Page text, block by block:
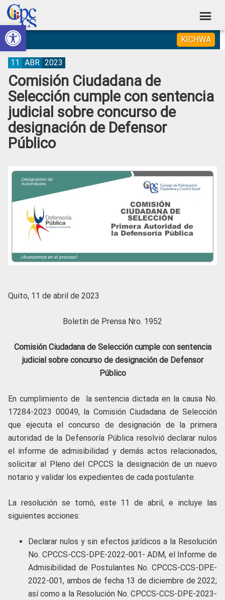
Abrir barra de herramientas
Skip
to
primary
navigation
Skip
to
main
content
Skip
to
primary
sidebar
Skip
to
footer
Consejo
de
Participación
Ciudadana
Control
Social
Construyendo
Poder
Ciudadano
KICHWA
Comisión Ciudadana de
Selección cumple con sentencia
judicial sobre concurso de
designación de Defensor
Público
11 ABR 2023
Quito, 11 de abril de 2023
Boletín de Prensa Nro. 1952
Comisión Ciudadana de Selección cumple con sentencia
judicial sobre concurso de designación de Defensor
Público
En cumplimiento de la sentencia dictada en la causa No.
17284-2023 00049, la Comisión Ciudadana de Selección
que ejecuta el concurso de designación de la primera
autoridad de la Defensoría Pública resolvió declarar nulos
el informe de admisibilidad y demás actos relacionados,
solicitar al Pleno del CPCCS la designación de un nuevo
notario y validar los expedientes de cada postulante.
La resolución se tomó, este 11 de abril, e incluye las
siguientes acciones:
Declarar nulos y sin efectos jurídicos a la Resolución
No. CPCCS-CCS-DPE-2022-001- ADM, el Informe de
Admisibilidad de Postulantes No. CPCCS-CCS-DPE-
2022-001, ambos de fecha 13 de diciembre de 2022;
así como a la Resolución No. CPCCS-CCS-DPE-2023-